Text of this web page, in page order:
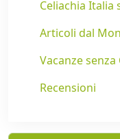
Celiachia Italia
Articoli dal
Vacanze
Recensioni